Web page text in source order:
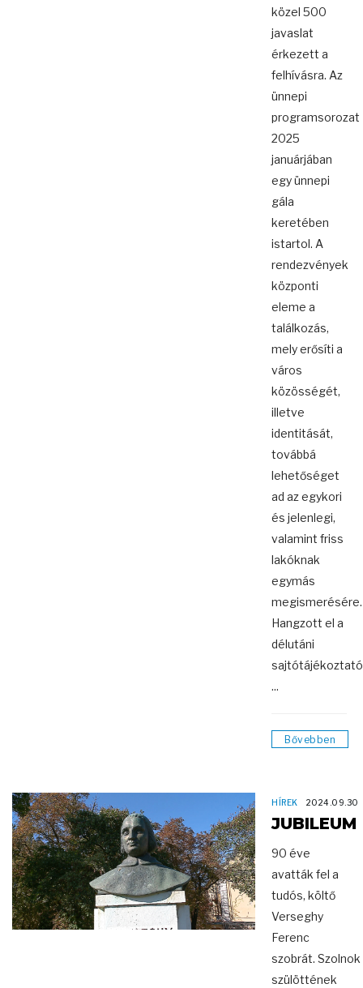
közel 500
javaslat
érkezett a
felhívásra. Az
ünnepi
programsorozat
2025
januárjában
egy ünnepi
gála
keretében
istartol. A
rendezvények
központi
eleme a
találkozás,
mely erősíti a
város
közösségét,
illetve
identitását,
továbbá
lehetőséget
ad az egykori
és jelenlegi,
valamint friss
lakóknak
egymás
megismerésére.
Hangzott el a
délutáni
...
Bővebben
HÍREK 2024.09.30
JUBILEUM
90 éve
avatták fel a
tudós, költő
Verseghy
Ferenc
szobrát. Szolnok
szülöttének